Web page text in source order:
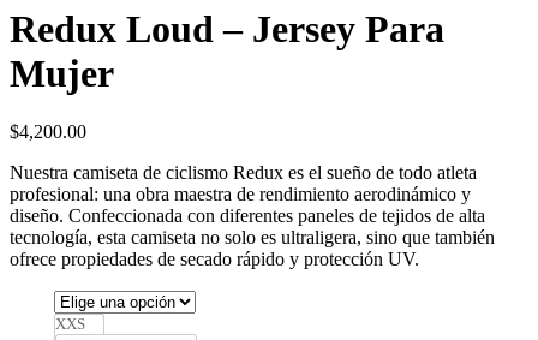
Redux Loud – Jersey Para
Mujer
$4,200.00
Nuestra camiseta de ciclismo Redux es el sueño de todo atleta
profesional: una obra maestra de rendimiento aerodinámico y
diseño. Confeccionada con diferentes paneles de tejidos de alta
tecnología, esta camiseta no solo es ultraligera, sino que también
ofrece propiedades de secado rápido y protección UV.
XXS